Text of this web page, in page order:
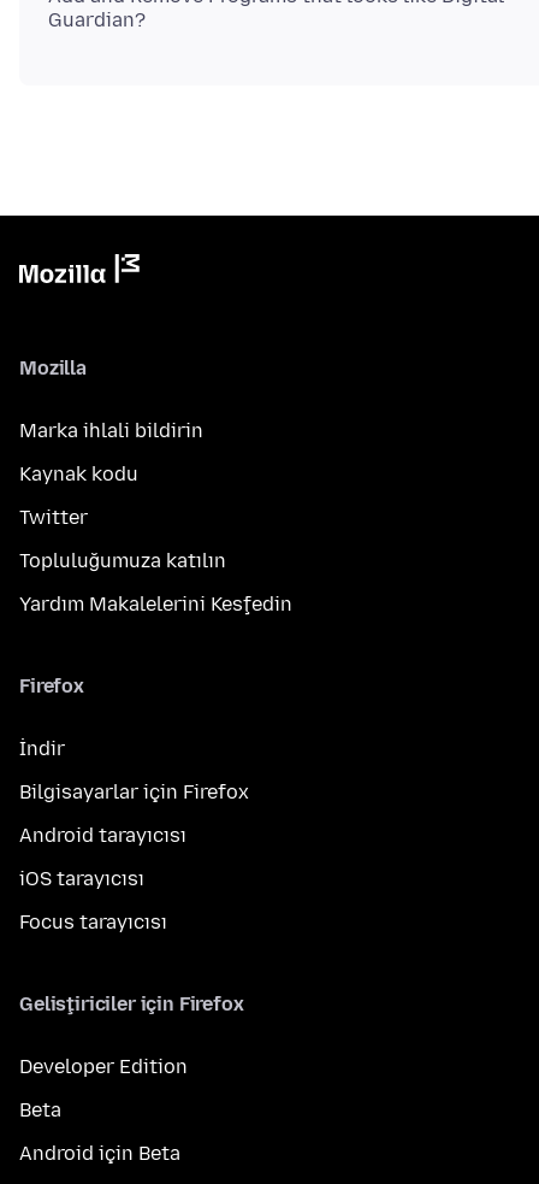
Mozilla
Marka ihlali bildirin
Kaynak kodu
Twitter
Topluluğumuza katılın
Yardım Makalelerini Keşfedin
Firefox
İndir
Bilgisayarlar için Firefox
Android tarayıcısı
iOS tarayıcısı
Focus tarayıcısı
Geliştiriciler için Firefox
Developer Edition
Beta
Android için Beta